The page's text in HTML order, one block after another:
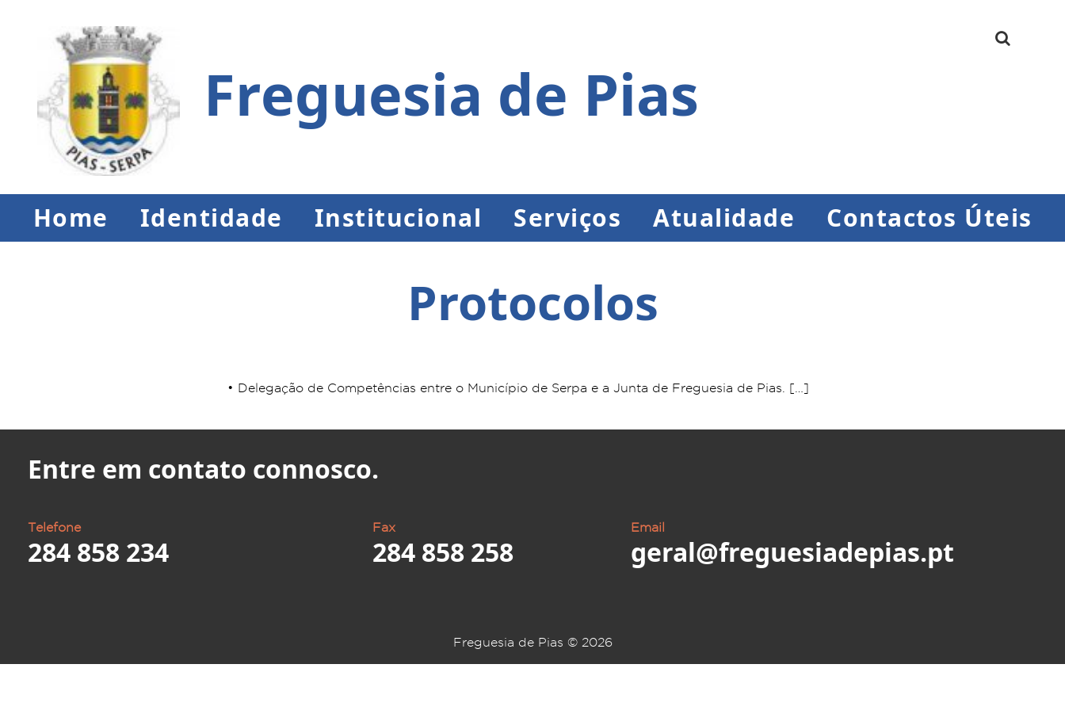
Freguesia de Pias
Home Identidade Institucional Serviços Atualidade Contactos Úteis
Protocolos
• Delegação de Competências entre o Município de Serpa e a Junta de Freguesia de Pias. [ ]
Entre em contato connosco.
Telefone
284 858 234
Fax
284 858 258
Email
geral@freguesiadepias.pt
Freguesia de Pias © 2026